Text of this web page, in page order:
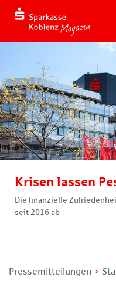
Krisen lassen
Die finanzielle
seit 2016 ab
Pressemitteilungen